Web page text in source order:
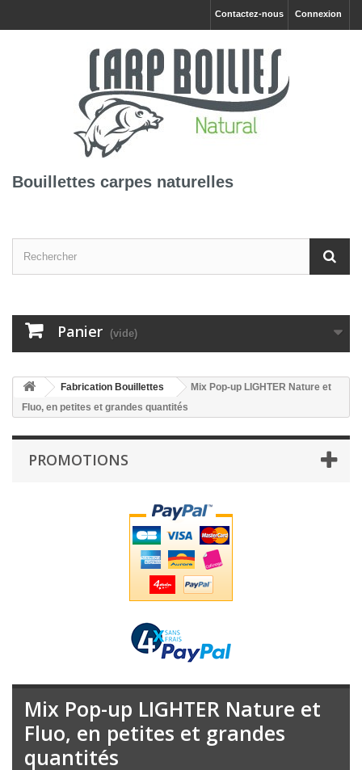
Connexion
Contactez-nous
Bouillettes carpes naturelles
Panier (vide)
Fabrication Bouillettes
Mix Pop-up LIGHTER Nature et
Fluo, en petites et grandes quantités
PROMOTIONS
Mix Pop-up LIGHTER Nature et
Fluo, en petites et grandes
quantités